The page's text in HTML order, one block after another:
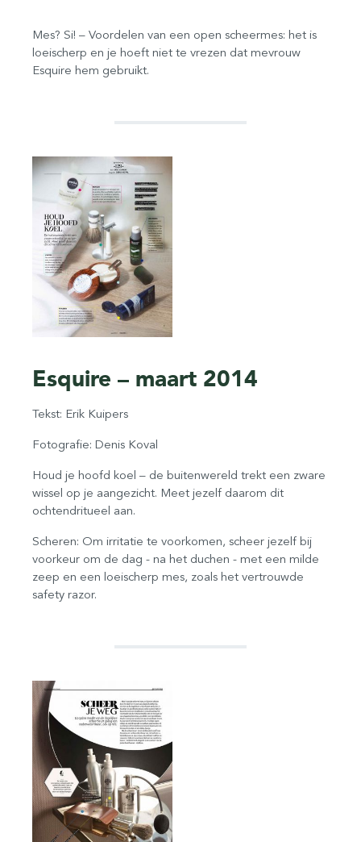
Mes? Si! – Voordelen van een open scheermes: het is
loeischerp en je hoeft niet te vrezen dat mevrouw
Esquire hem gebruikt.
Esquire – maart 2014
Tekst: Erik Kuipers
Fotografie: Denis Koval
Houd je hoofd koel – de buitenwereld trekt een zware
wissel op je aangezicht. Meet jezelf daarom dit
ochtendritueel aan.
Scheren: Om irritatie te voorkomen, scheer jezelf bij
voorkeur om de dag - na het duchen - met een milde
zeep en een loeischerp mes, zoals het vertrouwde
safety razor.